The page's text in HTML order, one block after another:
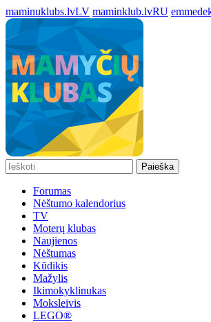
maminuklubs.lvLV maminklub.lvRU
Paieška
Forumas
Nėštumo kalendorius
TV
Moterų klubas
Naujienos
Nėštumas
Kūdikis
Mažylis
Ikimokyklinukas
Moksleivis
LEGO®